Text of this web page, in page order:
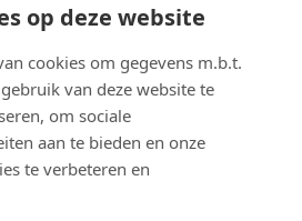
op deze website
cookies om gegevens m.b.t.
van deze website te
om sociale
aan te bieden en onze
te verbeteren en
voor alle weggebruikers.
de verkeerssituatie ter
en wordt er hinder verwacht. Als
werken tot eind november 2026.
WEST-VLAANDEREN